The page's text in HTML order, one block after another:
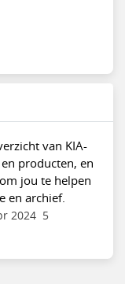
van KIA-
producten, en
jou te helpen
en archief.
2024 5